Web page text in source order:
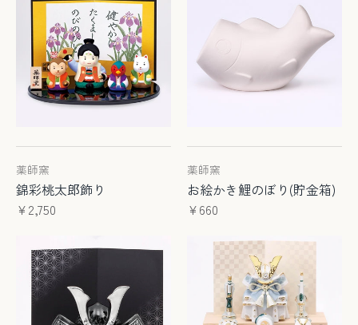
薬師窯
錦彩桃太郎飾り
¥2,750
薬師窯
お絵かき鯉のぼり(貯金箱)
¥660